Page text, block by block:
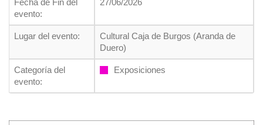
Fecha de Fin del
evento:
27/06/2026
Lugar del evento:
Cultural Caja de Burgos (Aranda de
Duero)
Categoría del
evento:
Exposiciones